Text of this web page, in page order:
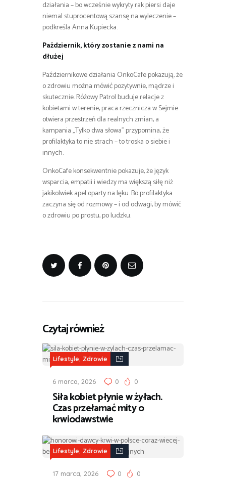
działania – bo wcześnie wykryty rak piersi daje
niemal stuprocentową szansę na wyleczenie –
podkreśla Anna Kupiecka.
Październik, który zostanie z nami na
dłużej
Październikowe działania OnkoCafe pokazują, że
o zdrowiu można mówić pozytywnie, mądrze i
skutecznie. Różowy Patrol buduje relacje z
kobietami w terenie, praca rzecznicza w Sejmie
otwiera przestrzeń dla realnych zmian, a
kampania „Tylko dwa słowa” przypomina, że
profilaktyka to nie strach – to troska o siebie i
innych.
OnkoCafe konsekwentnie pokazuje, że język
wsparcia, empatii i wiedzy ma większą siłę niż
jakikolwiek apel oparty na lęku. Bo profilaktyka
zaczyna się od rozmowy – i od odwagi, by mówić
o zdrowiu po prostu, po ludzku.
Czytaj również
Lifestyle Zdrowie
6 marca, 2026 0 0
Siła kobiet płynie w żyłach.
Czas przełamać mity o
krwiodawstwie
Lifestyle Zdrowie
17 marca, 2026 0 0